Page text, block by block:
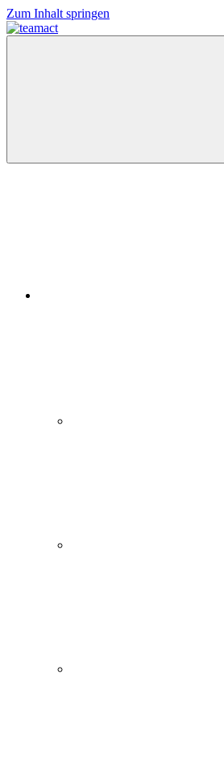
Zum Inhalt springen